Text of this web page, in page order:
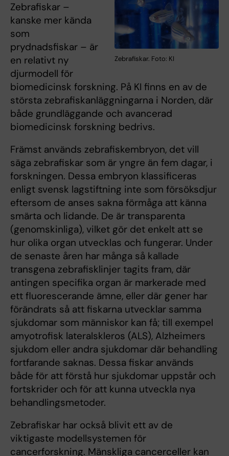
Zebrafiskar. Foto: KI
Zebrafiskar –
kanske mer kända
som
prydnadsfiskar – är
en relativt ny
djurmodell för
biomedicinsk forskning. På KI finns en av de
största zebrafiskanläggningarna i Norden, där
både grundläggande och avancerad
biomedicinsk forskning bedrivs.
Främst används zebrafiskembryon, det vill
säga zebrafiskar som är yngre än fem dagar, i
forskningen. Dessa embryon klassificeras
enligt svensk lagstiftning inte som försöksdjur
eftersom de anses sakna förmåga att känna
smärta och lidande. De är transparenta
(genomskinliga), vilket gör det enkelt att se
hur olika organ utvecklas och fungerar. Under
de senaste åren har många så kallade
transgena zebrafisklinjer tagits fram, där
antingen specifika organ är markerade med
ett fluorescerande ämne, eller där gener har
förändrats så att fiskarna utvecklar samma
sjukdomar som människor kan få; till exempel
amyotrofisk lateralskleros (ALS), Alzheimers
sjukdom eller andra sjukdomar där behandling
fortfarande saknas. Dessa fiskar används
både för att förstå hur sjukdomar uppstår och
fortskrider och för att kunna utveckla nya
behandlingsmetoder.
Zebrafiskar har också blivit ett av de
viktigaste modellsystemen för
cancerforskning. Mänskliga cancerceller kan